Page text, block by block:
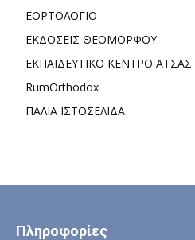
ΕΟΡΤΟΛΟΓΙΟ
ΕΚΔΟΣΕΙΣ ΘΕΟΜΟΡΦΟΥ
ΕΚΠΑΙΔΕΥΤΙΚΟ ΚΕΝΤΡΟ ΑΤΣΑΣ
RumOrthodox
ΠΑΛΙΑ ΙΣΤΟΣΕΛΙΔΑ
Πληροφορίες